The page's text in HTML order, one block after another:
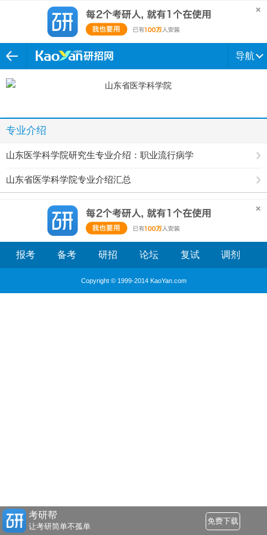
导航
专业介绍
山东医学科学院研究生专业介绍：职业流行病学
山东省医学科学院专业介绍汇总
报考 备考 研招 论坛 复试 调剂
Copyright © 1999-2014 KaoYan.com
考研帮
让考研简单不孤单
免费下载